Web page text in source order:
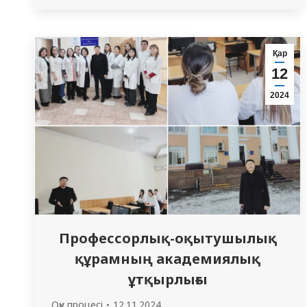
Қар
12
2024
Профессорлық-оқытушылық
құрамның академиялық
ұтқырлығы